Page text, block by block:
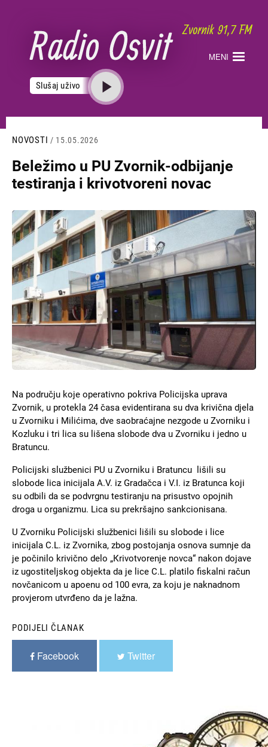
sadržaj
MENI
Slušaj uživo
NOVOSTI / 15.05.2026
Beležimo u PU Zvornik-odbijanje
testiranja i krivotvoreni novac
Slika
Na području koje operativno pokriva Policijska uprava
Zvornik, u protekla 24 časa evidentirana su dva krivična djela
u Zvorniku i Milićima, dve saobraćajne nezgode u Zvorniku i
Кozluku i tri lica su lišena slobode dva u Zvorniku i jedno u
Bratuncu.
Policijski službenici PU u Zvorniku i Bratuncu lišili su
slobode lica inicijala A.V. iz Gradačca i V.I. iz Bratunca koji
su odbili da se podvrgnu testiranju na prisustvo opojnih
droga u organizmu. Lica su prekršajno sankcionisana.
U Zvorniku Policijski službenici lišili su slobode i lice
inicijala C.L. iz Zvornika, zbog postojanja osnova sumnje da
je počinilo krivično delo „Кrivotvorenje novca“ nakon dojave
iz ugostiteljskog objekta da je lice C.L. platilo fiskalni račun
novčanicom u apoenu od 100 evra, za koju je naknadnom
provjerom utvrđeno da je lažna.
PODIJELI ČLANAK
Facebook Twitter